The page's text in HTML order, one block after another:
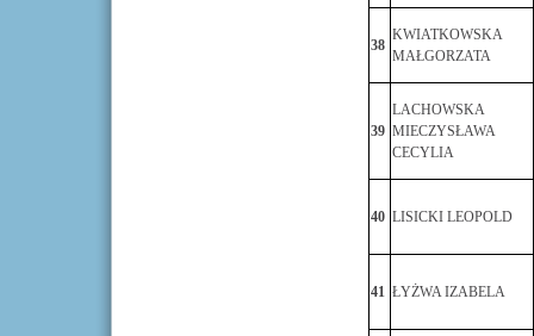
38
KWIATKOWSKA
MAŁGORZATA
39
LACHOWSKA
MIECZYSŁAWA
CECYLIA
40 LISICKI LEOPOLD
41 ŁYŻWA IZABELA